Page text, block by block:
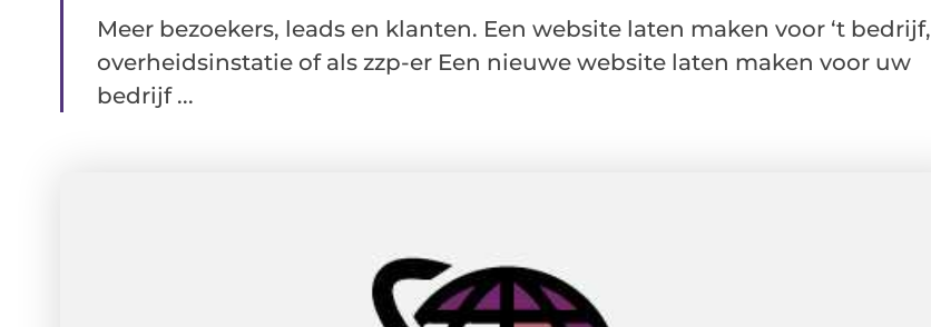
Meer bezoekers, leads en klanten. Een website laten maken voor ‘t bedrijf,
overheidsinstatie of als zzp-er Een nieuwe website laten maken voor uw
bedrijf ...